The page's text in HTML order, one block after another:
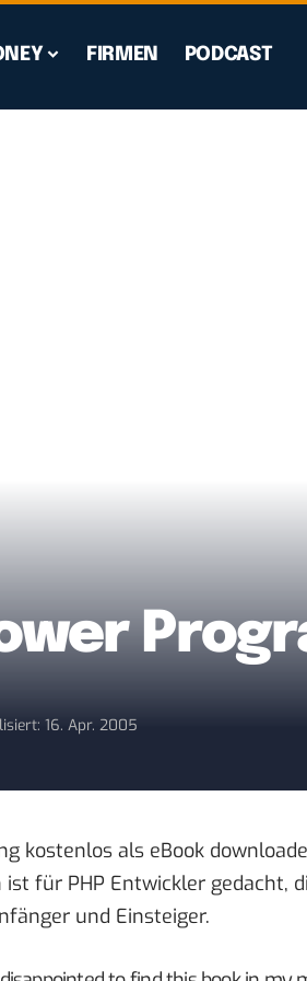
FIRMEN PODCAST
16. Apr. 2005
kostenlos als eBook
für PHP Entwickler gedacht,
und Einsteiger.